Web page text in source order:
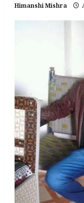
Himanshi Mishra